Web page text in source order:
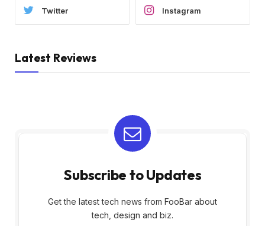
Twitter Instagram
Latest Reviews
Subscribe to Updates
Get the latest tech news from FooBar about
tech, design and biz.